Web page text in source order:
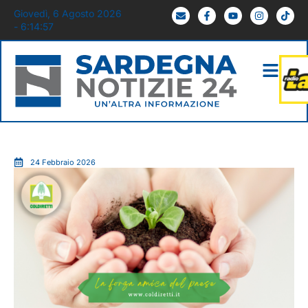
Giovedì, 6 Agosto 2026
- 6:14:58
24 Febbraio 2026